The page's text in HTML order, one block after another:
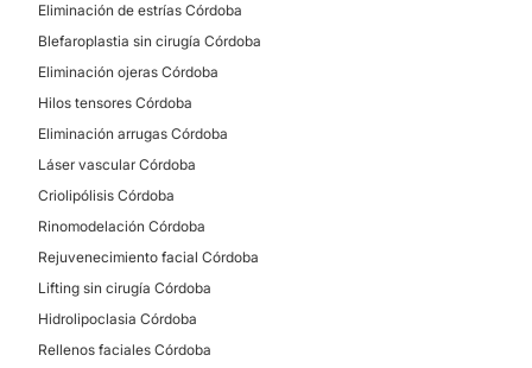
Eliminación de estrías Córdoba
Blefaroplastia sin cirugía Córdoba
Eliminación ojeras Córdoba
Hilos tensores Córdoba
Eliminación arrugas Córdoba
Láser vascular Córdoba
Criolipólisis Córdoba
Rinomodelación Córdoba
Rejuvenecimiento facial Córdoba
Lifting sin cirugía Córdoba
Hidrolipoclasia Córdoba
Rellenos faciales Córdoba